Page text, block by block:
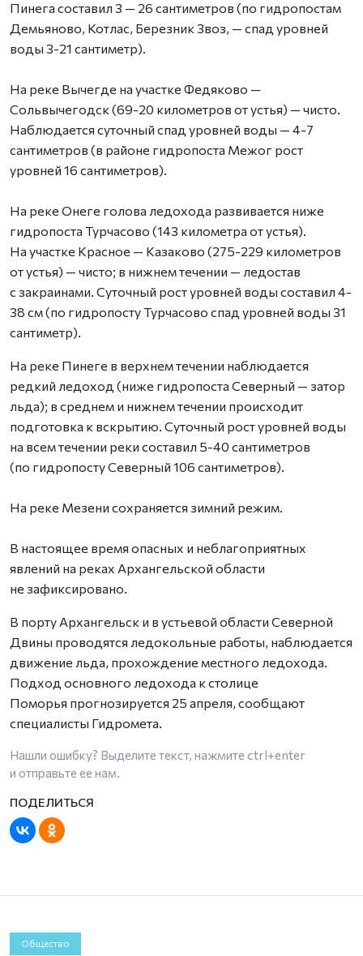
Пинега составил 3 — 26 сантиметров (по гидропостам
Демьяново, Котлас, Березник Звоз, — спад уровней
воды 3-21 сантиметр).
На реке Вычегде на участке Федяково —
Сольвычегодск (69-20 километров от устья) — чисто.
Наблюдается суточный спад уровней воды — 4-7
сантиметров (в районе гидропоста Межог рост
уровней 16 сантиметров).
На реке Онеге голова ледохода развивается ниже
гидропоста Турчасово (143 километра от устья).
На участке Красное — Казаково (275-229 километров
от устья) — чисто; в нижнем течении — ледостав
с закраинами. Суточный рост уровней воды составил 4-
38 см (по гидропосту Турчасово спад уровней воды 31
сантиметр).
На реке Пинеге в верхнем течении наблюдается
редкий ледоход (ниже гидропоста Северный — затор
льда); в среднем и нижнем течении происходит
подготовка к вскрытию. Суточный рост уровней воды
на всем течении реки составил 5-40 сантиметров
(по гидропосту Северный 106 сантиметров).
На реке Мезени сохраняется зимний режим.
В настоящее время опасных и неблагоприятных
явлений на реках Архангельской области
не зафиксировано.
В порту Архангельск и в устьевой области Северной
Двины проводятся ледокольные работы, наблюдается
движение льда, прохождение местного ледохода.
Подход основного ледохода к столице
Поморья прогнозируется 25 апреля, сообщают
специалисты Гидромета.
Нашли ошибку? Выделите текст, нажмите ctrl+enter
и отправьте ее нам.
Общество